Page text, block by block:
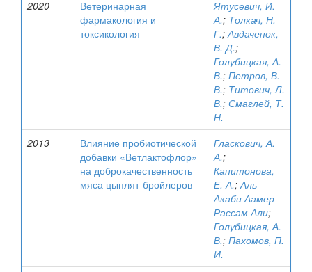
2020
Ветеринарная
фармакология и
токсикология
Ятусевич, И.
А.; Толкач, Н.
Г.;Авдаченок,
В. Д.;
Голубицкая, А.
В.; Петров, В.
В.; Титович, Л.
В.; Смаглей, Т.
Н.
2013
Влияние пробиотической
добавки «Ветлактофлор»
на доброкачественность
мяса цыплят-бройлеров
Гласкович, А.
А.;
Капитонова,
Е. А.;Аль
Акаби Аамер
Рассам Али;
Голубицкая, А.
В.; Пахомов, П.
И.